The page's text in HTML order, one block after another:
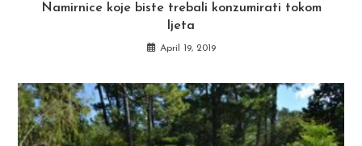
Namirnice koje biste trebali konzumirati tokom
ljeta
April 19, 2019